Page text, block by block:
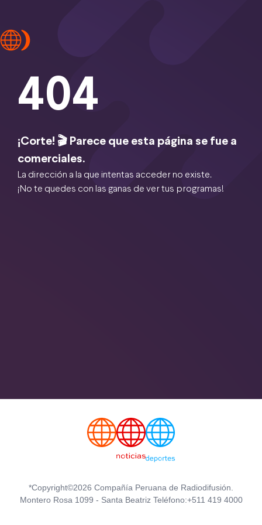
404
¡Corte! 🎬 Parece que esta página se fue a
comerciales.
La dirección a la que intentas acceder no existe.
¡No te quedes con las ganas de ver tus programas!
*Copyright©2026 Compañía Peruana de Radiodifusión.
Montero Rosa 1099 - Santa Beatriz Teléfono:+511 419 4000